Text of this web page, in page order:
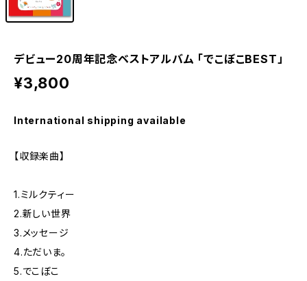
デビュー20周年記念ベストアルバム 「でこぼこBEST」
¥3,800
International shipping available
【収録楽曲】
1.ミルクティー
2.新しい世界
3.メッセージ
4.ただいま。
5.でこぼこ